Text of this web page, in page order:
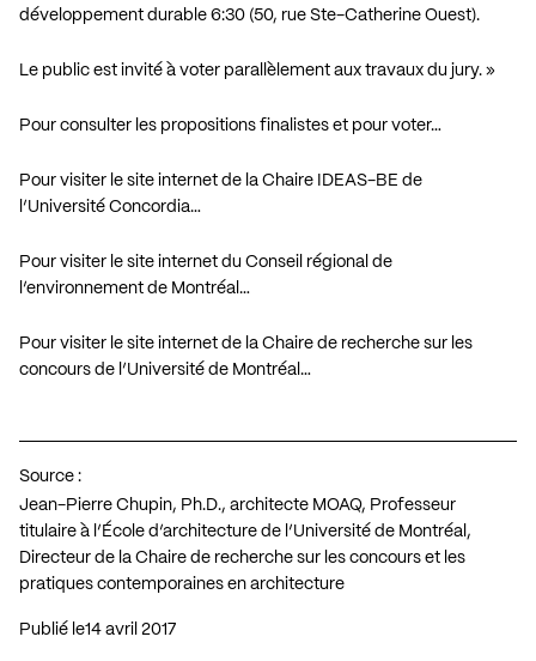
développement durable 6:30 (50, rue Ste-Catherine Ouest).
Le public est invité à voter parallèlement aux travaux du jury. »
Pour consulter les propositions finalistes et pour voter…
Pour visiter le site internet de la Chaire IDEAS-BE de
l’Université Concordia…
Pour visiter le site internet du Conseil régional de
l’environnement de Montréal…
Pour visiter le site internet de la Chaire de recherche sur les
concours de l’Université de Montréal…
Source :
Jean-Pierre Chupin, Ph.D., architecte MOAQ, Professeur
titulaire à l’École d’architecture de l’Université de Montréal,
Directeur de la Chaire de recherche sur les concours et les
pratiques contemporaines en architecture
Publié le 14 avril 2017